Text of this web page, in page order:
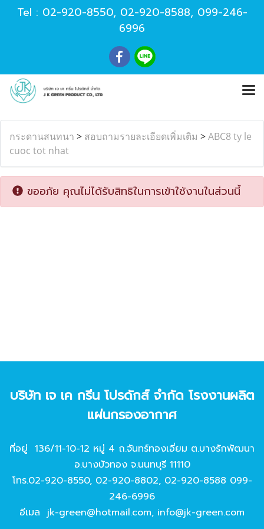
Tel : 02-920-8550, 02-920-8588, 099-246-
6996
กระดานสนทนา > สอบถามรายละเอียดเพิ่มเติม >ABC8 ty le
cuoc tot nhat
ขออภัย คุณไม่ได้รับสิทธิในการเข้าใช้งานในส่วนนี้
บริษัท เจ เค กรีน โปรดักส์ จํากัด โรงงานผลิต
แผ่นกรองอากาศ
ที่อยู่ 136/11-10-12 หมู่ 4 ถ.จันทร์ทองเอี่ยม ต.บางรักพัฒนา
อ.บางบัวทอง จ.นนทบุรี 11110
โทร.02-920-8550, 02-920-8802, 02-920-8588 099-
246-6996
อีเมล jk-green@hotmail.com, info@jk-green.com